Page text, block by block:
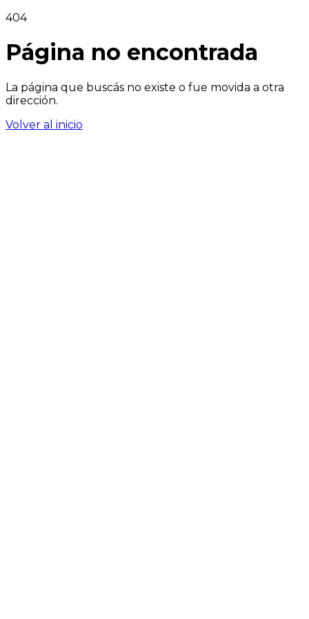
404
Página no encontrada
La página que buscás no existe o fue movida a otra
dirección.
Volver al inicio